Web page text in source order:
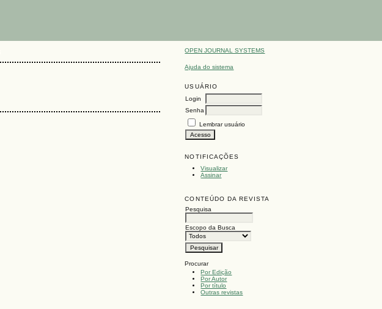
OPEN JOURNAL SYSTEMS
Ajuda do sistema
USUÁRIO
Login
Senha
Lembrar usuário
NOTIFICAÇÕES
Visualizar
Assinar
CONTEÚDO DA REVISTA
Pesquisa
Escopo da Busca
Procurar
Por Edição
Por Autor
Por título
Outras revistas